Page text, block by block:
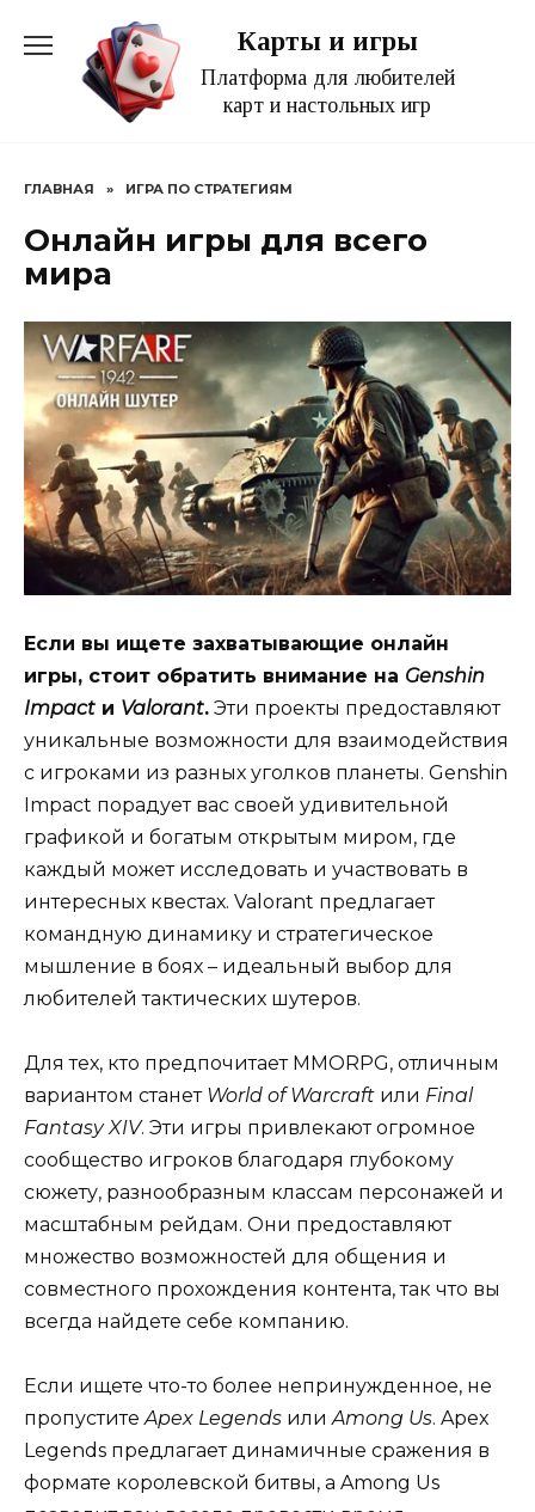
содержанию
Карты и игры
Платформа для любителей
карт и настольных игр
ГЛАВНАЯ » ИГРА ПО СТРАТЕГИЯМ
Онлайн игры для всего
мира
Если вы ищете захватывающие онлайн
игры, стоит обратить внимание на Genshin
Impact и Valorant. Эти проекты предоставляют
уникальные возможности для взаимодействия
с игроками из разных уголков планеты. Genshin
Impact порадует вас своей удивительной
графикой и богатым открытым миром, где
каждый может исследовать и участвовать в
интересных квестах. Valorant предлагает
командную динамику и стратегическое
мышление в боях – идеальный выбор для
любителей тактических шутеров.
Для тех, кто предпочитает MMORPG, отличным
вариантом станет World of Warcraft или Final
Fantasy XIV. Эти игры привлекают огромное
сообщество игроков благодаря глубокому
сюжету, разнообразным классам персонажей и
масштабным рейдам. Они предоставляют
множество возможностей для общения и
совместного прохождения контента, так что вы
всегда найдете себе компанию.
Если ищете что-то более непринужденное, не
пропуститеApex Legends илиAmong Us. Apex
Legends предлагает динамичные сражения в
формате королевской битвы, а Among Us